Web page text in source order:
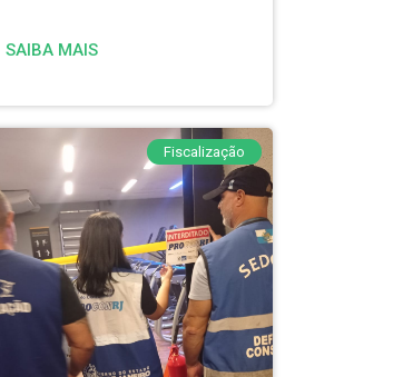
SAIBA MAIS
Fiscalização